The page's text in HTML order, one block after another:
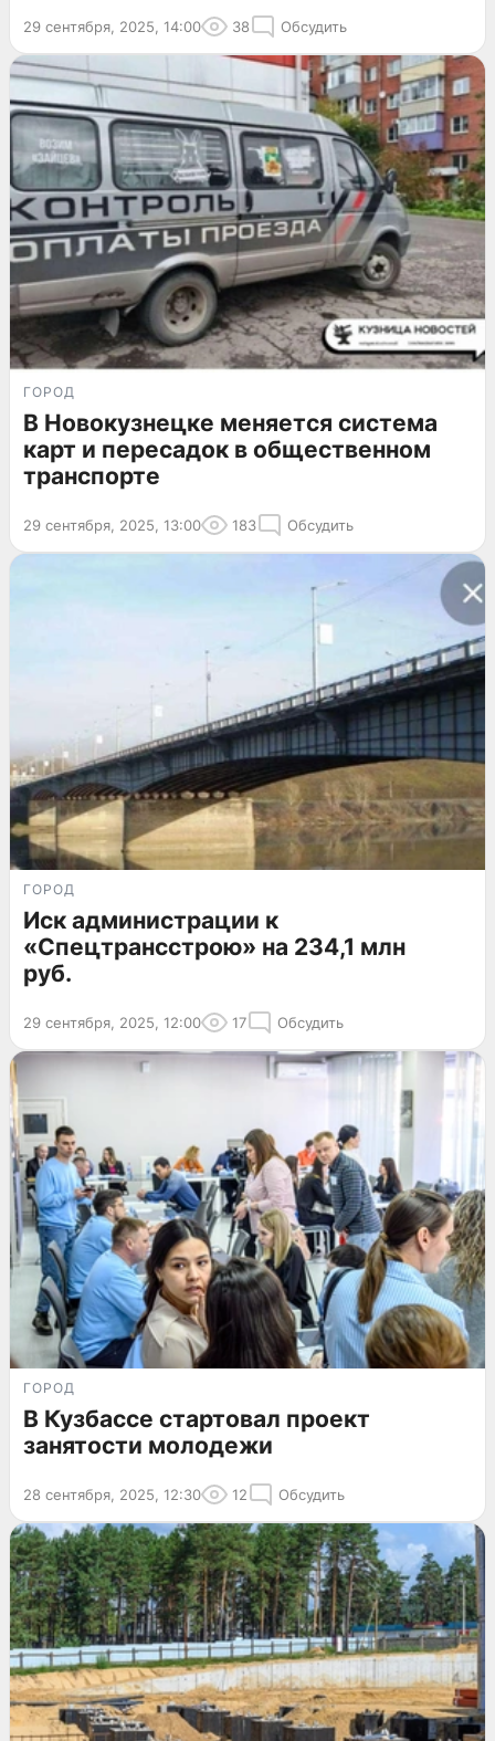
29 сентября, 2025, 14:00 38 Обсудить
ГОРОД
В Новокузнецке меняется система
карт и пересадок в общественном
транспорте
29 сентября, 2025, 13:00 183 Обсудить
ГОРОД
Иск администрации к
«Спецтрансстрою» на 234,1 млн
руб.
29 сентября, 2025, 12:00 17 Обсудить
ГОРОД
В Кузбассе стартовал проект
занятости молодежи
28 сентября, 2025, 12:30 12 Обсудить